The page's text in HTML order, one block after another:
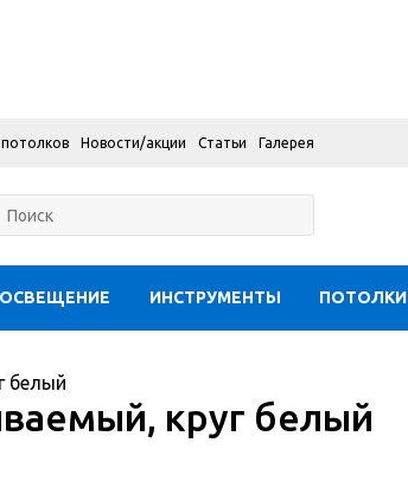
потолков Новости/акции Статьи Галерея
ОСВЕЩЕНИЕ ИНСТРУМЕНТЫ ПОТОЛКИ
белый
круг белый